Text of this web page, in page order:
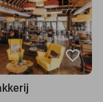
favorite_border